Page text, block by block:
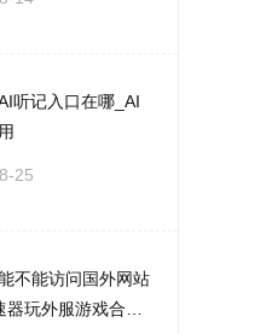
听记入口在哪_AI
25
不能访问国外网站
器玩外服游戏合法